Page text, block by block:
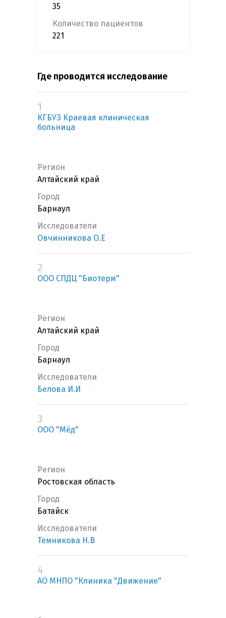
35
Количество пациентов
221
Где проводится исследование
1
КГБУЗ Краевая клиническая
больница
Регион
Алтайский край
Город
Барнаул
Исследователи
Овчинникова О.Е
2
ООО СПДЦ "Биотерм"
Регион
Алтайский край
Город
Барнаул
Исследователи
Белова И.И
3
ООО "Мёд"
Регион
Ростовская область
Город
Батайск
Исследователи
Темникова Н.В
4
АО МНПО "Клиника "Движение"